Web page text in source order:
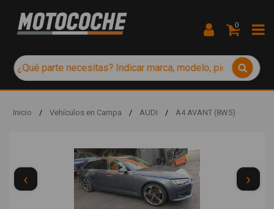
0
Inicio / Vehículos en Campa / AUDI / A4 AVANT (8W5)
‹ ›